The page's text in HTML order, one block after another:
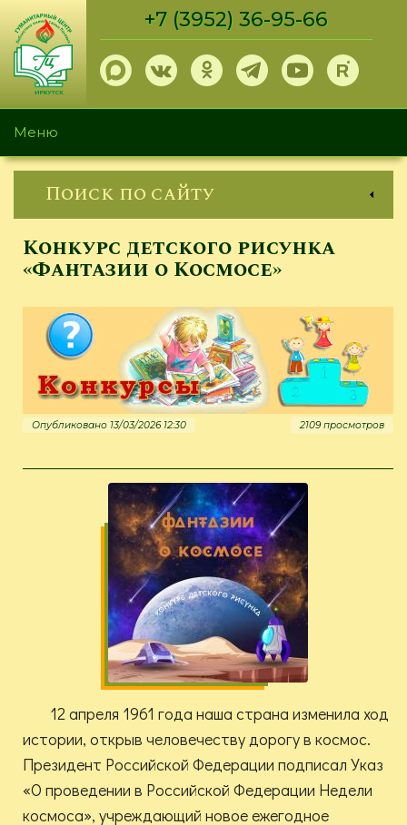
Перейти
основному
содержанию
+7 (3952) 36-95-66
Меню
Поиск по сайту
Конкурс детского рисунка
«Фантазии о Космосе»
Опубликовано 13/03/2026 12:30 2109 просмотров
12 апреля 1961 года наша страна изменила ход
истории, открыв человечеству дорогу в космос.
Президент Российской Федерации подписал Указ
«О проведении в Российской Федерации Недели
космоса», учреждающий новое ежегодное